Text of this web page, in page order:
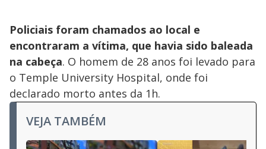
Policiais foram chamados ao local e
encontraram a vítima, que havia sido baleada
na cabeça. O homem de 28 anos foi levado para
o Temple University Hospital, onde foi
declarado morto antes da 1h.
VEJA TAMBÉM